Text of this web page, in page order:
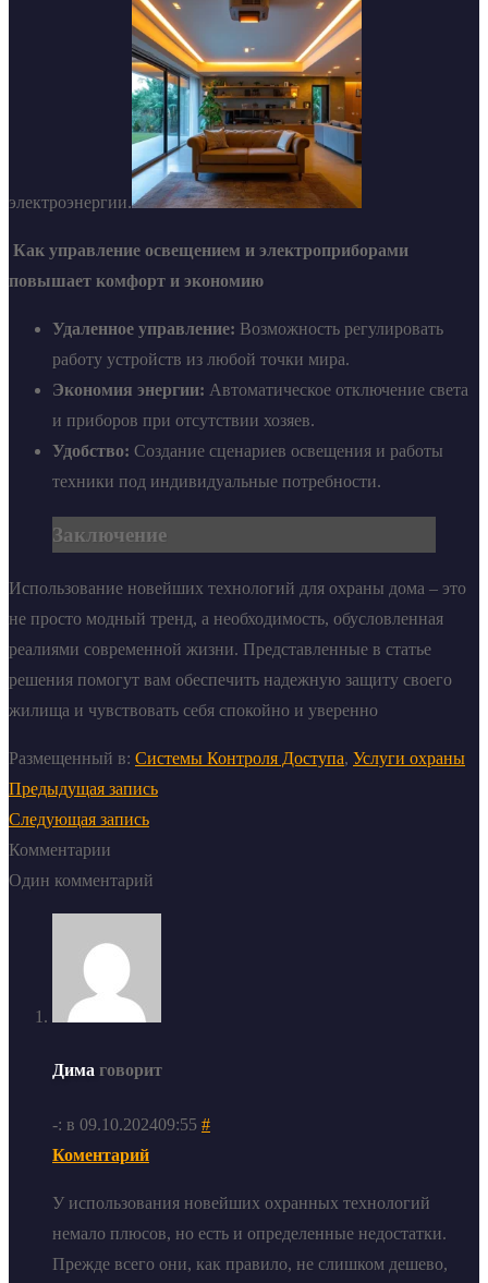
электроэнергии.
Как управление освещением и электроприборами
повышает комфорт и экономию
Удаленное управление: Возможность регулировать
работу устройств из любой точки мира.
Экономия энергии: Автоматическое отключение света
и приборов при отсутствии хозяев.
Удобство: Создание сценариев освещения и работы
техники под индивидуальные потребности.
Заключение
Использование новейших технологий для охраны дома – это
не просто модный тренд, а необходимость, обусловленная
реалиями современной жизни. Представленные в статье
решения помогут вам обеспечить надежную защиту своего
жилища и чувствовать себя спокойно и уверенно
Размещенный в: Системы Контроля Доступа, Услуги охраны
Предыдущая запись
Следующая запись
Комментарии
Один комментарий
Дима говорит
-: в 09.10.202409:55 #
Коментарий
У использования новейших охранных технологий
немало плюсов, но есть и определенные недостатки.
Прежде всего они, как правило, не слишком дешево,